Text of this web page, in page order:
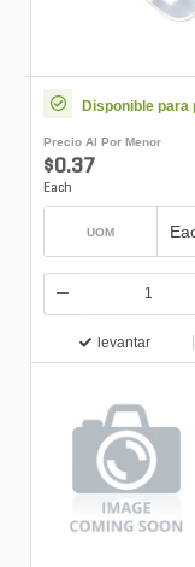
Disponible para
Precio Al Por Menor
$0.37
Each
UOM
levantar